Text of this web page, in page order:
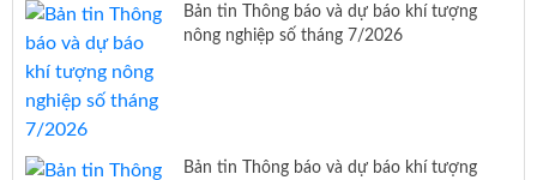
Bản tin Thông báo và dự báo khí tượng
nông nghiệp số tháng 7/2026
Bản tin Thông báo và dự báo khí tượng